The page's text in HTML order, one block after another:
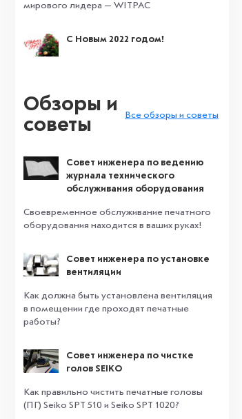
мирового лидера — WITPAC
С Новым 2022 годом!
Обзоры и
советы
Все обзоры и советы
Совет инженера по ведению
журнала технического
обслуживания оборудования
Своевременное обслуживание печатного
оборудования находится в ваших руках!
Совет инженера по установке
вентиляции
Как должна быть установлена вентиляция
в помещении где проходят печатные
работы?
Совет инженера по чистке
голов SEIKO
Как правильно чистить печатные головы
(ПГ) Seiko SPT 510 и Seiko SPT 1020?